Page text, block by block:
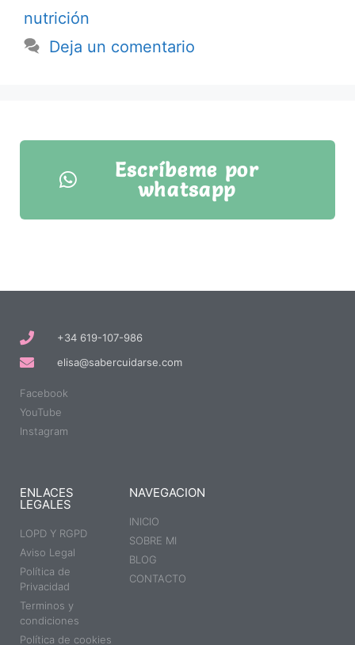
nutrición
Deja un comentario
Escríbeme por
whatsapp
+34 619-107-986
elisa@sabercuidarse.com
Facebook
YouTube
Instagram
ENLACES
LEGALES
LOPD Y RGPD
Aviso Legal
Política de
Privacidad
Terminos y
condiciones
Política de cookies
NAVEGACION
INICIO
SOBRE MI
BLOG
CONTACTO